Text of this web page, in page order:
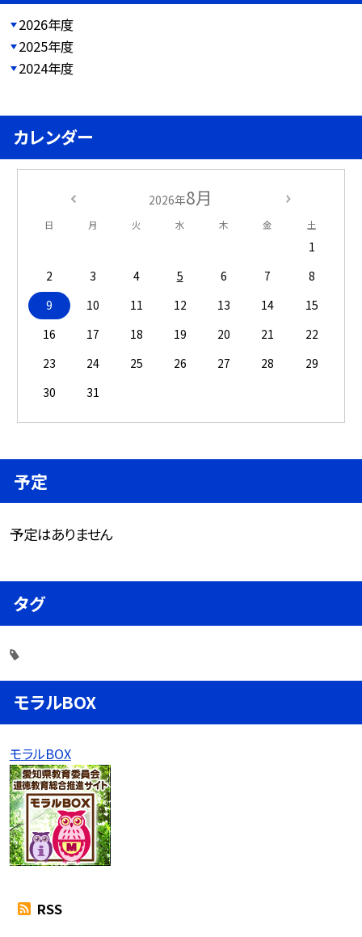
2026年度
2025年度
2024年度
カレンダー
2026年8月
日 月 火 水 木 金 土
1
2
3 4 5 6 7
8
9
10 11 12 13 14
15
16
17 18 19 20 21
22
23
24 25 26 27 28
29
30
31
予定
予定はありません
タグ
モラルBOX
モラルBOX
RSS